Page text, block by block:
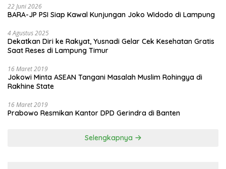
22 Juni 2026
BARA-JP PSI Siap Kawal Kunjungan Joko Widodo di Lampung
4 Agustus 2025
Dekatkan Diri ke Rakyat, Yusnadi Gelar Cek Kesehatan Gratis
Saat Reses di Lampung Timur
16 Maret 2019
Jokowi Minta ASEAN Tangani Masalah Muslim Rohingya di
Rakhine State
16 Maret 2019
Prabowo Resmikan Kantor DPD Gerindra di Banten
Selengkapnya